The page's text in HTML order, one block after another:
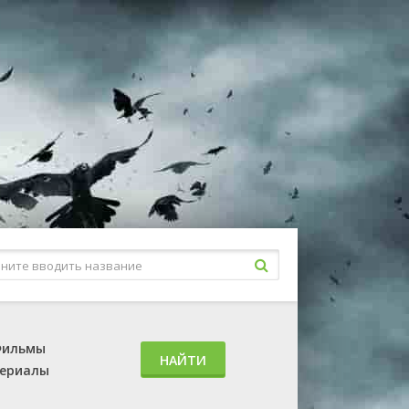
НАЙТИ